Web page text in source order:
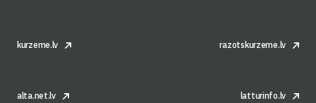
kurzeme.lv razotskurzeme.lv
alta.net.lv latturinfo.lv